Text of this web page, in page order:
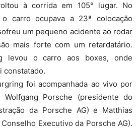
à corrida em 105° lugar. No
carro ocupava a 23ª colocação
um pequeno acidente ao rodar
mais forte com um retardatário.
levou o carro aos boxes, onde
constatado.
foi acompanhada ao vivo por
Porsche (presidente do
da Porsche AG) e Matthias
Executivo da Porsche AG).